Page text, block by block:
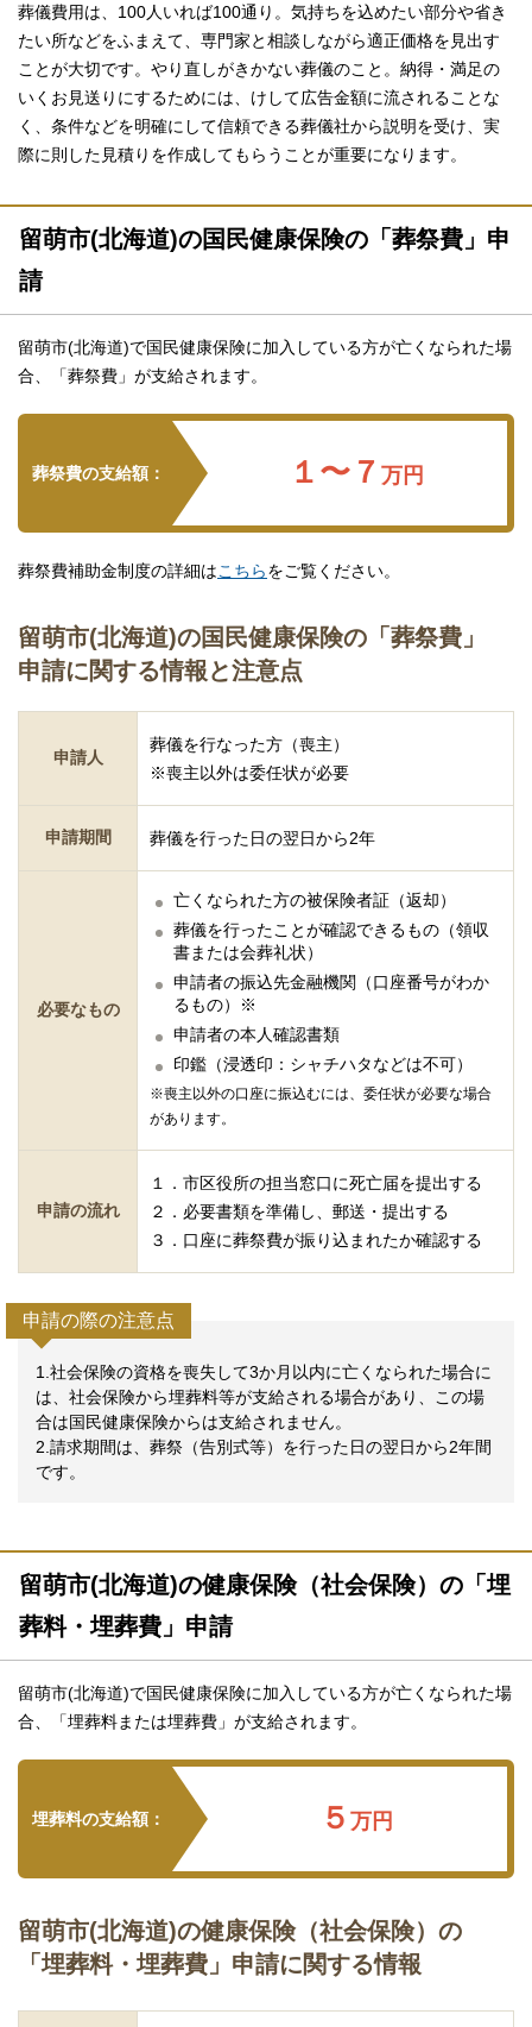
葬儀費用は、100人いれば100通り。気持ちを込めたい部分や省き
たい所などをふまえて、専門家と相談しながら適正価格を見出す
ことが大切です。やり直しがきかない葬儀のこと。納得・満足の
いくお見送りにするためには、けして広告金額に流されることな
く、条件などを明確にして信頼できる葬儀社から説明を受け、実
際に則した見積りを作成してもらうことが重要になります。
留萌市(北海道)の国民健康保険の「葬祭費」申
請
留萌市(北海道)で国民健康保険に加入している方が亡くなられた場
合、「葬祭費」が支給されます。
葬祭費の支給額： １〜７万円
葬祭費補助金制度の詳細はこちらをご覧ください。
留萌市(北海道)の国民健康保険の「葬祭費」
申請に関する情報と注意点
申請人
葬儀を行なった方（喪主）
※喪主以外は委任状が必要
申請期間 葬儀を行った日の翌日から2年
必要なもの
亡くなられた方の被保険者証（返却）
葬儀を行ったことが確認できるもの（領収
書または会葬礼状）
申請者の振込先金融機関（口座番号がわか
るもの）※
申請者の本人確認書類
印鑑（浸透印：シャチハタなどは不可）
※喪主以外の口座に振込むには、委任状が必要な場合
があります。
申請の流れ
１．市区役所の担当窓口に死亡届を提出する
２．必要書類を準備し、郵送・提出する
３．口座に葬祭費が振り込まれたか確認する
申請の際の注意点
1.社会保険の資格を喪失して3か月以内に亡くなられた場合に
は、社会保険から埋葬料等が支給される場合があり、この場
合は国民健康保険からは支給されません。
2.請求期間は、葬祭（告別式等）を行った日の翌日から2年間
です。
留萌市(北海道)の健康保険（社会保険）の「埋
葬料・埋葬費」申請
留萌市(北海道)で国民健康保険に加入している方が亡くなられた場
合、「埋葬料または埋葬費」が支給されます。
埋葬料の支給額： ５万円
留萌市(北海道)の健康保険（社会保険）の
「埋葬料・埋葬費」申請に関する情報